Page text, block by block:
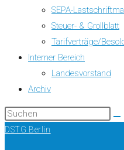
SEPA-
Steuer- & Grollblatt
Tarifverträge/
Interner Bereich
Landesvorstand
Archiv
DSTG Berlin